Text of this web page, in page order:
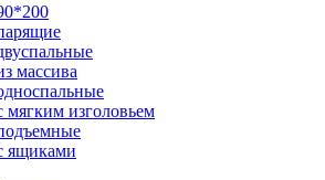
массива
мягким изголовьем
ящиками